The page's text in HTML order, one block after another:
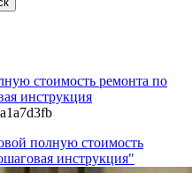
стоимость ремонта по
инструкция
полную стоимость
инструкция"